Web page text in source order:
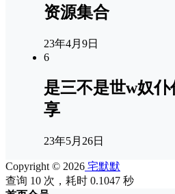
资源集合
23年4月9日
6
是三不是世w奴仆
享
23年5月26日
Copyright © 2026 宅默默
查询 10 次，耗时 0.1047 秒